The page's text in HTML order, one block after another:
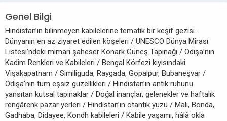
Genel Bilgi
Hindistan’ın bilinmeyen kabilelerine tematik bir keşif gezisi...
Dünyanın en az ziyaret edilen köşeleri / UNESCO Dünya Mirası
Listesi’ndeki mimari şaheser Konark Güneş Tapınağı / Odişa’nın
Kadim Renkleri ve Kabileleri / Bengal Körfezi kıyısındaki
Vişakapatnam / Similiguda, Raygada, Gopalpur, Bubaneşvar /
Odişa’nın tüm eşsiz güzellikleri / Hindistan’ın antik ruhunu
yansıtan kutsal tapınaklar / Doğal inançlar, gelenekler ve haftalık
rengârenk pazar yerleri / Hindistan’ın otantik yüzü / Mali, Bonda,
Gadhaba, Didayee, Kondh kabileleri / Kabile yaşamı, hâlâ okla